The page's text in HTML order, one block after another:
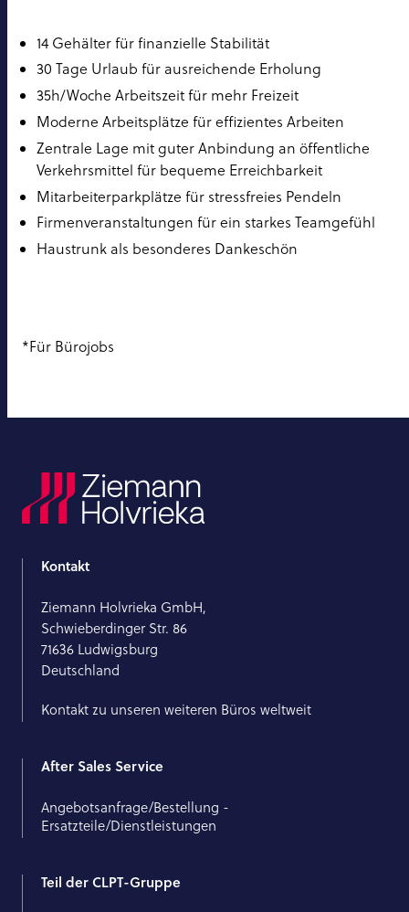
14 Gehälter für finanzielle Stabilität
30 Tage Urlaub für ausreichende Erholung
35h/Woche Arbeitszeit für mehr Freizeit
Moderne Arbeitsplätze für effizientes Arbeiten
Zentrale Lage mit guter Anbindung an öffentliche
Verkehrsmittel für bequeme Erreichbarkeit
Mitarbeiterparkplätze für stressfreies Pendeln
Firmenveranstaltungen für ein starkes Teamgefühl
Haustrunk als besonderes Dankeschön
*Für Bürojobs
Kontakt
Ziemann Holvrieka GmbH,
Schwieberdinger Str. 86
71636 Ludwigsburg
Deutschland
Kontakt zu unseren weiteren Büros weltweit
After Sales Service
Angebotsanfrage/Bestellung -
Ersatzteile/Dienstleistungen
Teil der CLPT-Gruppe